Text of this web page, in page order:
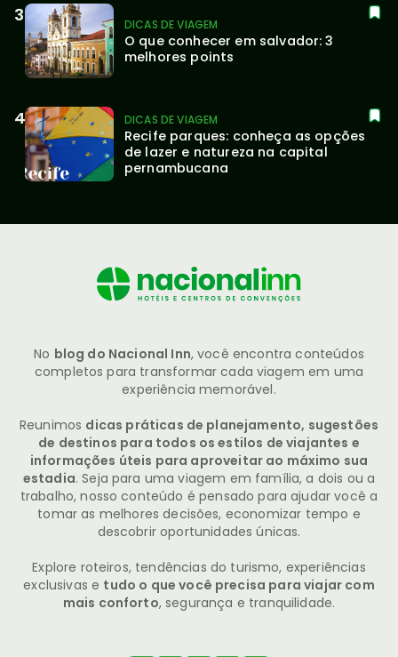
DICAS DE VIAGEM
O que conhecer em salvador: 3
melhores points
DICAS DE VIAGEM
Recife parques: conheça as opções
de lazer e natureza na capital
pernambucana
No blog do Nacional Inn, você encontra conteúdos
completos para transformar cada viagem em uma
experiência memorável.
Reunimos dicas práticas de planejamento, sugestões
de destinos para todos os estilos de viajantes e
informações úteis para aproveitar ao máximo sua
estadia. Seja para uma viagem em família, a dois ou a
trabalho, nosso conteúdo é pensado para ajudar você a
tomar as melhores decisões, economizar tempo e
descobrir oportunidades únicas.
Explore roteiros, tendências do turismo, experiências
exclusivas e tudo o que você precisa para viajar com
mais conforto, segurança e tranquilidade.